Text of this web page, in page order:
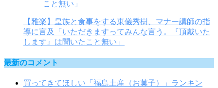
【雅楽】皇族と食事をする東儀秀樹、マナー講師の指
導に言及「いただきますってみんな言う。『頂戴いた
します』は聞いたこと無い」
最新のコメント
買ってきてほしい「福島土産（お菓子）」ランキン